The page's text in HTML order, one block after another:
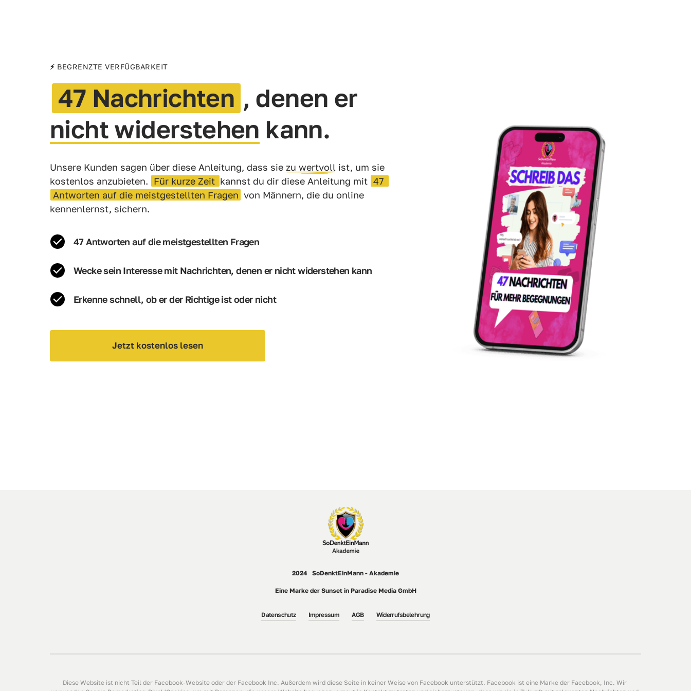
⚡ BEGRENZTE VERFÜGBARKEIT
47 Nachrichten
nicht widerstehen kann.
Unsere Kunden sagen über diese Anleitung, dass sie zu wertvoll ist, um sie
kostenlos anzubieten. Für kurze Zeit kannst du dir diese Anleitung mit
Antworten auf die meistgestellten Fragen von Männern, die du online
kennenlernst, sichern.
47 Antworten auf die meistgestellten Fragen
Wecke sein Interesse mit Nachrichten, denen er nicht widerstehen kann
Erkenne schnell, ob er der Richtige ist oder nicht
Jetzt kostenlos lesen
2024   SoDenktEinMann - Akademie
Eine Marke der Sunset in Paradise Media GmbH
Datenschutz Impressum AGB Widerrufsbelehrung
Diese Website ist nicht Teil der Facebook-Website oder der Facebook Inc. Außerdem wird diese Seite in keiner Weise von Facebook unterstützt. Facebook ist eine Marke der Facebook, Inc. Wir